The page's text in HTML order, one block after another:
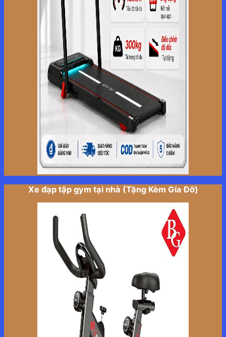
Xe đạp tập gym tại nhà (Tặng Kèm Gía Đỡ)